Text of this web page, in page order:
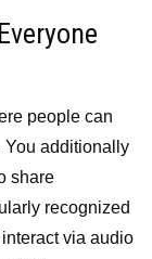
people can
You additionally
share
recognized
via audio